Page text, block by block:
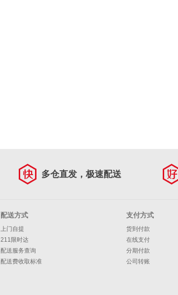
多仓直发，极速配送
配送方式
上门自提
211限时达
配送服务查询
配送费收取标准
支付方式
货到付款
在线支付
分期付款
公司转账